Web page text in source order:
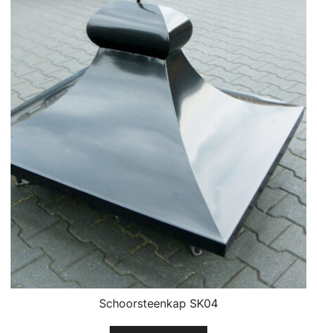
Schoorsteenkap SK04